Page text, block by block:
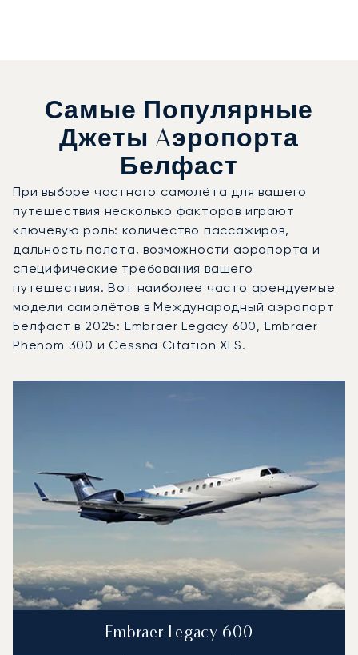
Самые Популярные
Джеты Aэропорта
Белфаст
При выборе частного самолёта для вашего
путешествия несколько факторов играют
ключевую роль: количество пассажиров,
дальность полёта, возможности аэропорта и
специфические требования вашего
путешествия. Вот наиболее часто арендуемые
модели самолётов в Международный аэропорт
Белфаст в 2025: Embraer Legacy 600, Embraer
Phenom 300 и Cessna Citation XLS.
Embraer Legacy 600